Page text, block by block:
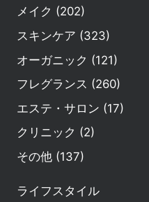
メイク (202)
スキンケア (323)
オーガニック (121)
フレグランス (260)
エステ・サロン (17)
クリニック (2)
その他 (137)
ライフスタイル